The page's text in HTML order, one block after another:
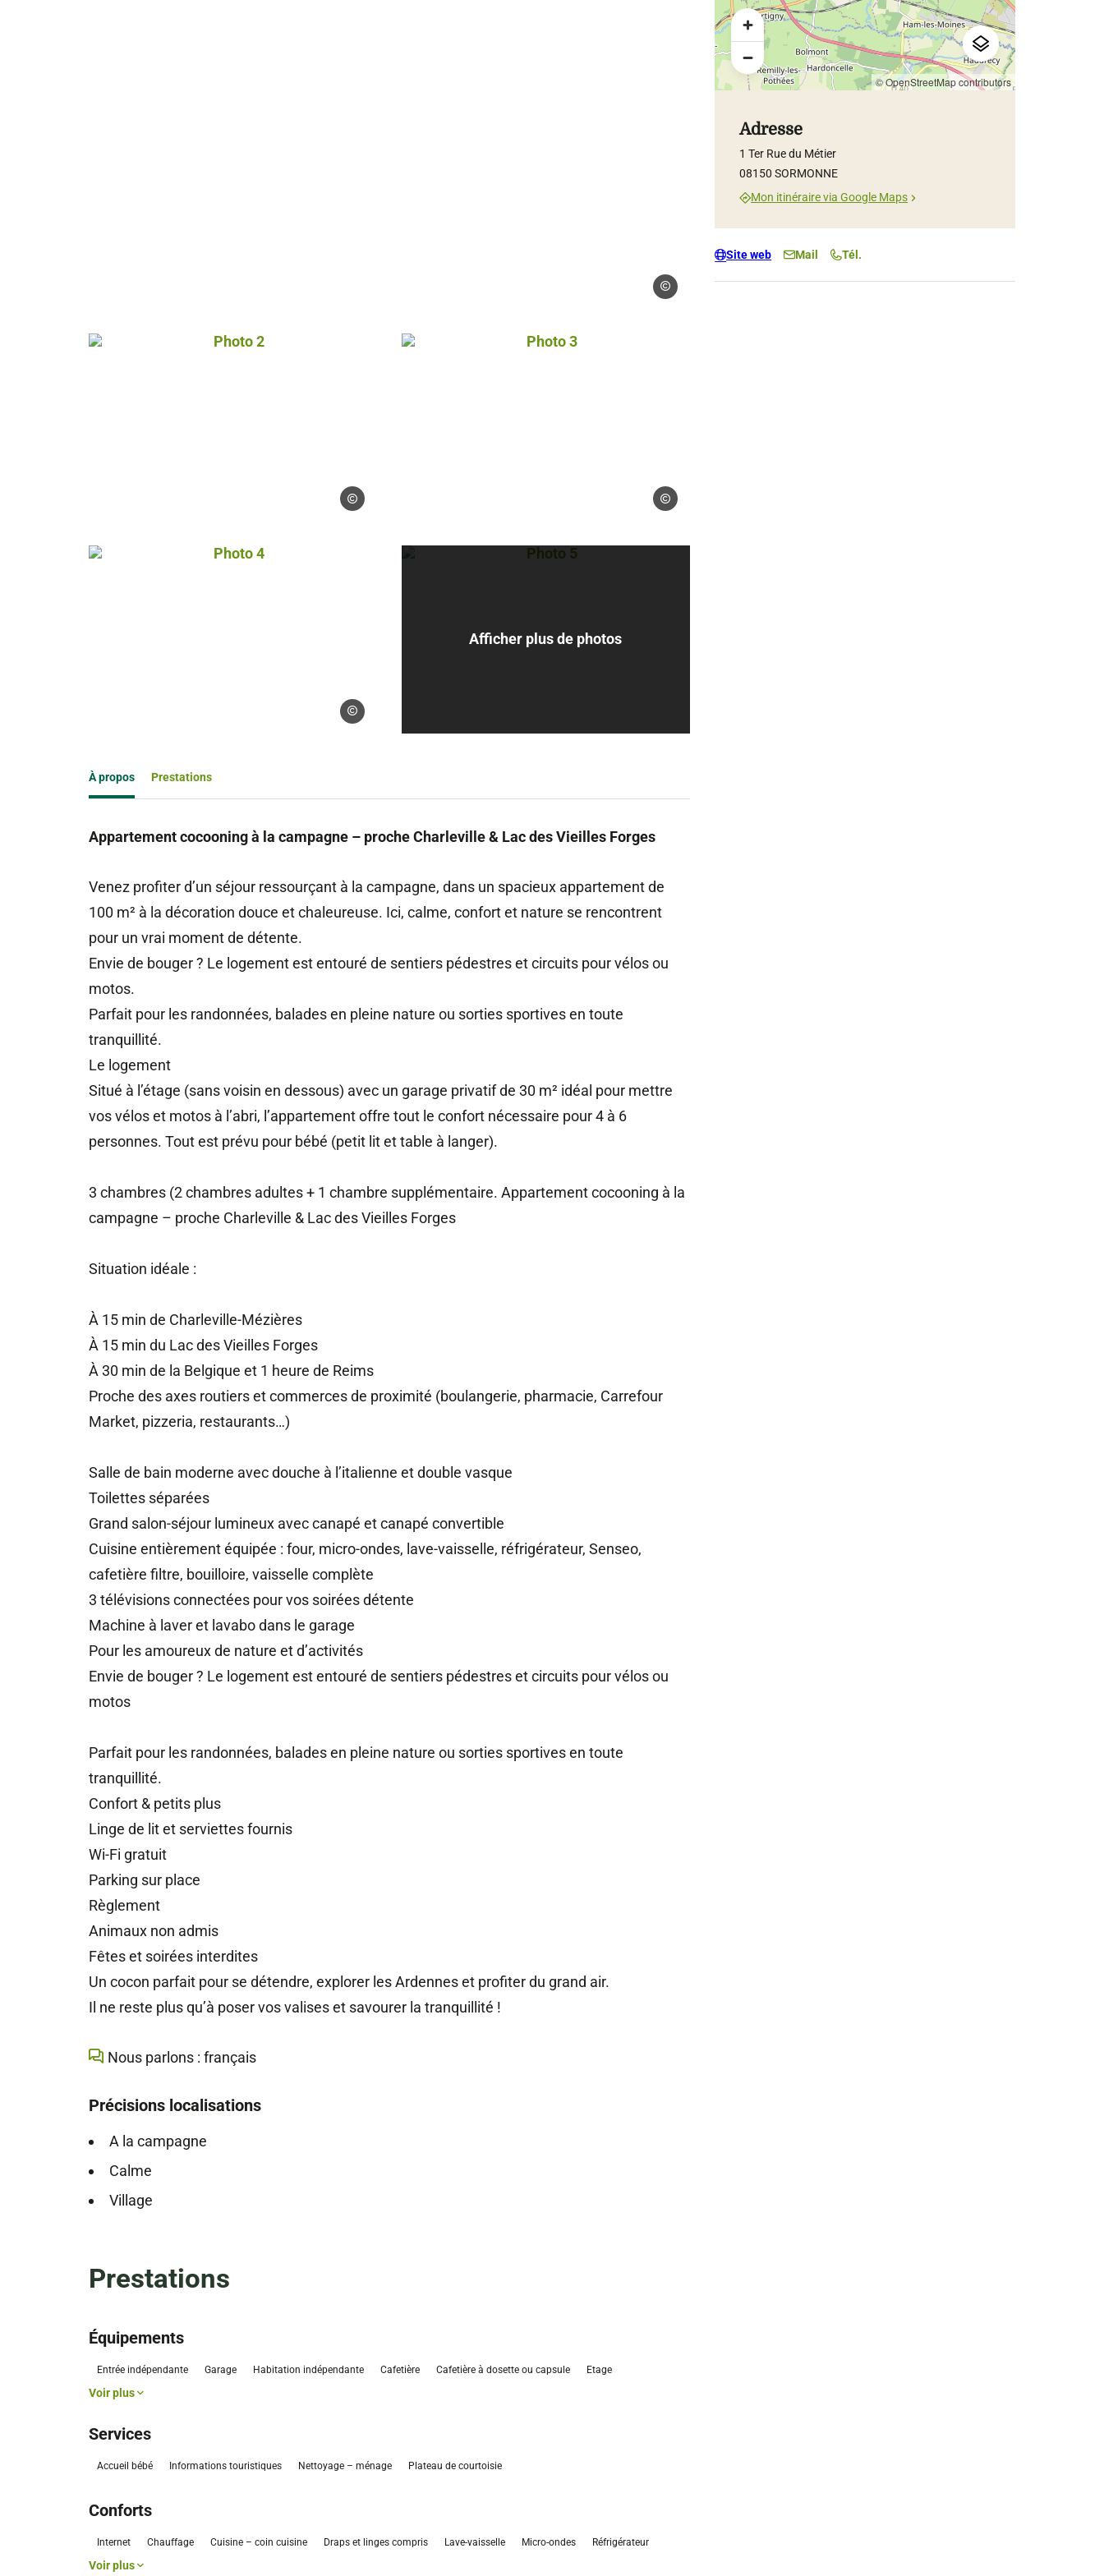
Droits gérés
Photo 2, © Droits gérés
Droits gérés
Photo 3, © Droits gérés
Droits gérés
Photo 4, © Droits gérés
Droits gérés
Afficher plus de photos
Photo 5, © Droits gérés
À propos Prestations
Appartement cocooning à la campagne – proche Charleville & Lac des Vieilles Forges
Venez profiter d’un séjour ressourçant à la campagne, dans un spacieux appartement de
100 m² à la décoration douce et chaleureuse. Ici, calme, confort et nature se rencontrent
pour un vrai moment de détente.
Envie de bouger ? Le logement est entouré de sentiers pédestres et circuits pour vélos ou
motos.
Parfait pour les randonnées, balades en pleine nature ou sorties sportives en toute
tranquillité.
Le logement
Situé à l’étage (sans voisin en dessous) avec un garage privatif de 30 m² idéal pour mettre
vos vélos et motos à l’abri, l’appartement offre tout le confort nécessaire pour 4 à 6
personnes. Tout est prévu pour bébé (petit lit et table à langer).
3 chambres (2 chambres adultes + 1 chambre supplémentaire. Appartement cocooning à la
campagne – proche Charleville & Lac des Vieilles Forges
Situation idéale :
À 15 min de Charleville-Mézières
À 15 min du Lac des Vieilles Forges
À 30 min de la Belgique et 1 heure de Reims
Proche des axes routiers et commerces de proximité (boulangerie, pharmacie, Carrefour
Market, pizzeria, restaurants…)
Salle de bain moderne avec douche à l’italienne et double vasque
Toilettes séparées
Grand salon-séjour lumineux avec canapé et canapé convertible
Cuisine entièrement équipée : four, micro-ondes, lave-vaisselle, réfrigérateur, Senseo,
cafetière filtre, bouilloire, vaisselle complète
3 télévisions connectées pour vos soirées détente
Machine à laver et lavabo dans le garage
Pour les amoureux de nature et d’activités
Envie de bouger ? Le logement est entouré de sentiers pédestres et circuits pour vélos ou
motos
Parfait pour les randonnées, balades en pleine nature ou sorties sportives en toute
tranquillité.
Confort & petits plus
Linge de lit et serviettes fournis
Wi-Fi gratuit
Parking sur place
Règlement
Animaux non admis
Fêtes et soirées interdites
Un cocon parfait pour se détendre, explorer les Ardennes et profiter du grand air.
Il ne reste plus qu’à poser vos valises et savourer la tranquillité !
Nous parlons : français
Précisions localisations
A la campagne
Calme
Village
Prestations
Équipements
Entrée indépendante Garage Habitation indépendante Cafetière Cafetière à dosette ou capsule Etage
Voir plus
Services
Accueil bébé Informations touristiques Nettoyage – ménage Plateau de courtoisie
Conforts
Internet Chauffage Cuisine – coin cuisine Draps et linges compris Lave-vaisselle Micro-ondes Réfrigérateur
Voir plus
© OpenStreetMap contributors
Adresse
1 Ter Rue du Métier
08150 SORMONNE
Mon itinéraire via Google Maps
Site web Mail Tél.